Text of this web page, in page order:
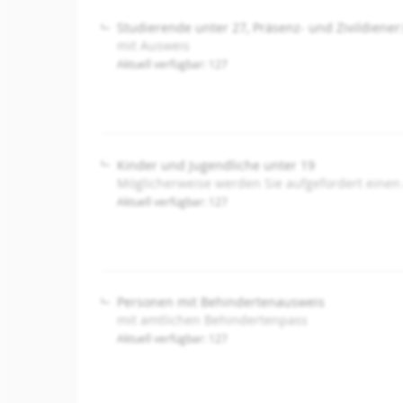
Studierende unter 27, Präsenz- und
mit Ausweis
Aktuell verfügbar: 127
Kinder und Jugendliche unter 19
Möglicherweise werden Sie aufgefordert einen
Aktuell verfügbar: 127
Personen mit Behindertenausweis
mit amtlichen Behindertenpass
Aktuell verfügbar: 127